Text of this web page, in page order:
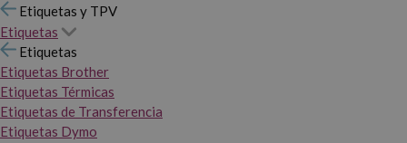
Etiquetas y TPV
Etiquetas
Etiquetas
Etiquetas Brother
Etiquetas Térmicas
Etiquetas de Transferencia
Etiquetas Dymo